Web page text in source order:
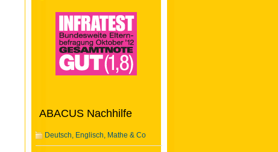
ABACUS Nachhilfe
Deutsch, Englisch, Mathe & Co